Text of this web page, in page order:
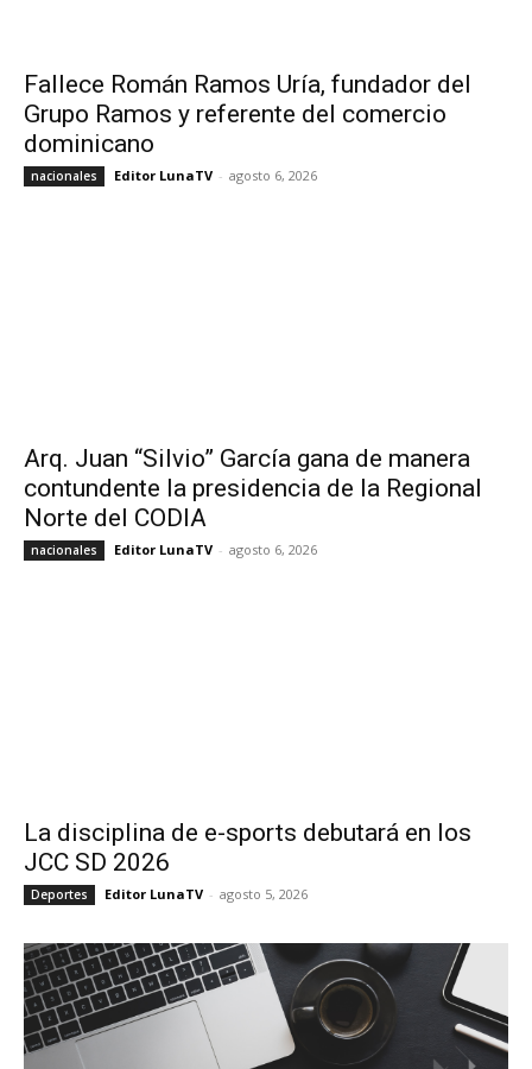
Fallece Román Ramos Uría, fundador del
Grupo Ramos y referente del comercio
dominicano
nacionales Editor LunaTV - agosto 6, 2026
Arq. Juan “Silvio” García gana de manera
contundente la presidencia de la Regional
Norte del CODIA
nacionales Editor LunaTV - agosto 6, 2026
La disciplina de e-sports debutará en los
JCC SD 2026
Deportes Editor LunaTV - agosto 5, 2026